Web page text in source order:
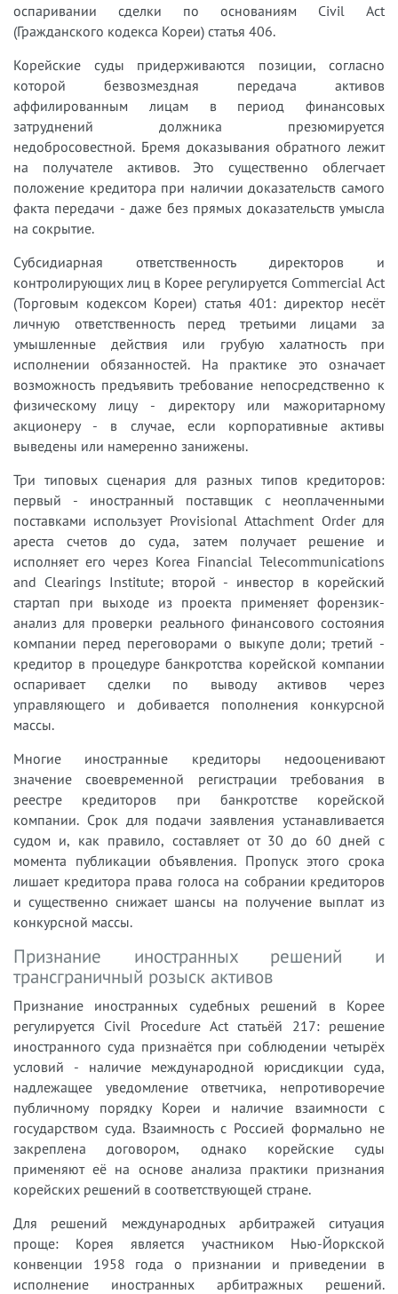
оспаривании сделки по основаниям Civil Act
(Гражданского кодекса Кореи) статья 406.
Корейские суды придерживаются позиции, согласно
которой безвозмездная передача активов
аффилированным лицам в период финансовых
затруднений должника презюмируется
недобросовестной. Бремя доказывания обратного лежит
на получателе активов. Это существенно облегчает
положение кредитора при наличии доказательств самого
факта передачи - даже без прямых доказательств умысла
на сокрытие.
Субсидиарная ответственность директоров и
контролирующих лиц в Корее регулируется Commercial Act
(Торговым кодексом Кореи) статья 401: директор несёт
личную ответственность перед третьими лицами за
умышленные действия или грубую халатность при
исполнении обязанностей. На практике это означает
возможность предъявить требование непосредственно к
физическому лицу - директору или мажоритарному
акционеру - в случае, если корпоративные активы
выведены или намеренно занижены.
Три типовых сценария для разных типов кредиторов:
первый - иностранный поставщик с неоплаченными
поставками использует Provisional Attachment Order для
ареста счетов до суда, затем получает решение и
исполняет его через Korea Financial Telecommunications
and Clearings Institute; второй - инвестор в корейский
стартап при выходе из проекта применяет форензик-
анализ для проверки реального финансового состояния
компании перед переговорами о выкупе доли; третий -
кредитор в процедуре банкротства корейской компании
оспаривает сделки по выводу активов через
управляющего и добивается пополнения конкурсной
массы.
Многие иностранные кредиторы недооценивают
значение своевременной регистрации требования в
реестре кредиторов при банкротстве корейской
компании. Срок для подачи заявления устанавливается
судом и, как правило, составляет от 30 до 60 дней с
момента публикации объявления. Пропуск этого срока
лишает кредитора права голоса на собрании кредиторов
и существенно снижает шансы на получение выплат из
конкурсной массы.
Признание иностранных решений и
трансграничный розыск активов
Признание иностранных судебных решений в Корее
регулируется Civil Procedure Act статьёй 217: решение
иностранного суда признаётся при соблюдении четырёх
условий - наличие международной юрисдикции суда,
надлежащее уведомление ответчика, непротиворечие
публичному порядку Кореи и наличие взаимности с
государством суда. Взаимность с Россией формально не
закреплена договором, однако корейские суды
применяют её на основе анализа практики признания
корейских решений в соответствующей стране.
Для решений международных арбитражей ситуация
проще: Корея является участником Нью-Йоркской
конвенции 1958 года о признании и приведении в
исполнение иностранных арбитражных решений.